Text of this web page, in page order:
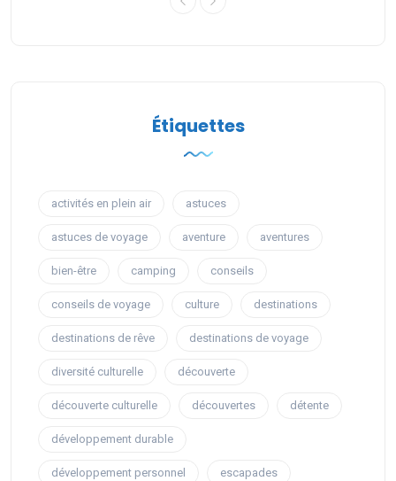
Étiquettes
activités en plein air astuces
astuces de voyage aventure aventures
bien-être camping conseils
conseils de voyage culture destinations
destinations de rêve destinations de voyage
diversité culturelle découverte
découverte culturelle découvertes détente
développement durable
développement personnel escapades